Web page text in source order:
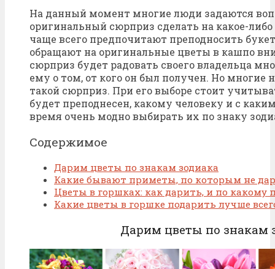
На данный момент многие люди задаются
оригинальный сюрприз сделать на какое-
чаще всего предпочитают преподносить
обращают на оригинальные цветы в кашпо
сюрприз будет радовать своего владельца
ему о том, от кого он был получен. Но многие
такой сюрприз. При его выборе стоит
будет преподнесен, какому человеку и с
время очень модно выбирать их по знаку
Содержимое
Дарим цветы по знакам зодиака
Какие бывают приметы, по которым не
Цветы в горшках: как дарить, и по какому
Какие цветы в горшке подарить лучше
Дарим цветы по знакам